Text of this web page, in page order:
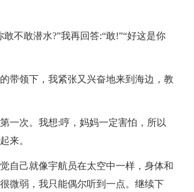
不敢潜水?”我再回答:“敢!”“好这是你
带领下，我紧张又兴奋地来到海边，教
一次。我想:哼，妈妈一定害怕，所以
来。
自己就像宇航员在太空中一样，身体和
微弱，我只能偶尔听到一点。继续下